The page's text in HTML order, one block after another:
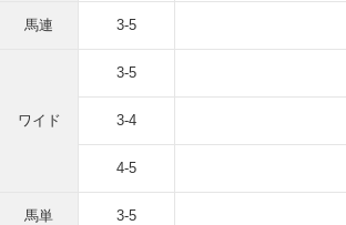
馬連 3-5
ワイド
3-5
3-4
4-5
馬単 3-5